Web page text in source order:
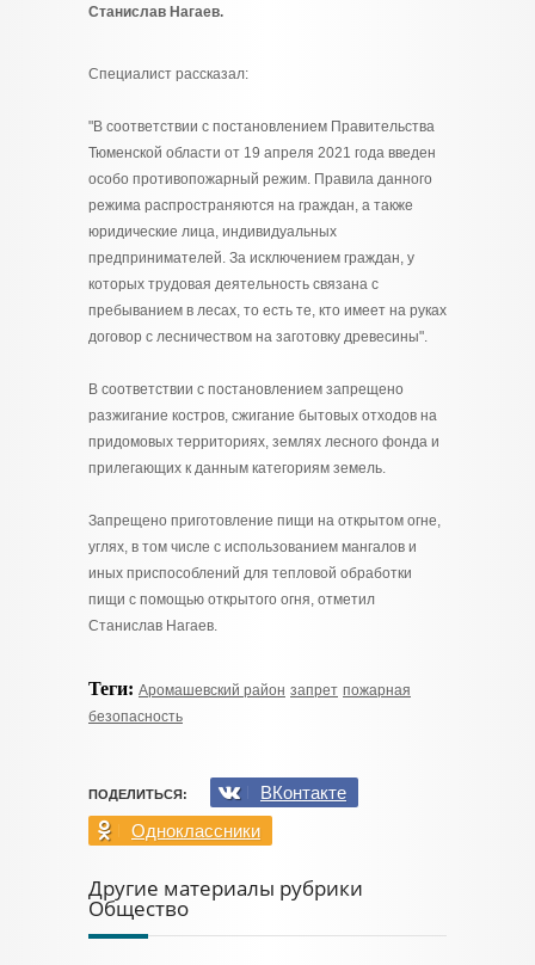
Станислав Нагаев.
Специалист рассказал:
"В соответствии с постановлением Правительства
Тюменской области от 19 апреля 2021 года введен
особо противопожарный режим. Правила данного
режима распространяются на граждан, а также
юридические лица, индивидуальных
предпринимателей. За исключением граждан, у
которых трудовая деятельность связана с
пребыванием в лесах, то есть те, кто имеет на руках
договор с лесничеством на заготовку древесины".
В соответствии с постановлением запрещено
разжигание костров, сжигание бытовых отходов на
придомовых территориях, землях лесного фонда и
прилегающих к данным категориям земель.
Запрещено приготовление пищи на открытом огне,
углях, в том числе с использованием мангалов и
иных приспособлений для тепловой обработки
пищи с помощью открытого огня, отметил
Станислав Нагаев.
Теги: Аромашевский район запрет пожарная
безопасность
ПОДЕЛИТЬСЯ:
ВКонтакте
Одноклассники
Другие материалы рубрики
Общество